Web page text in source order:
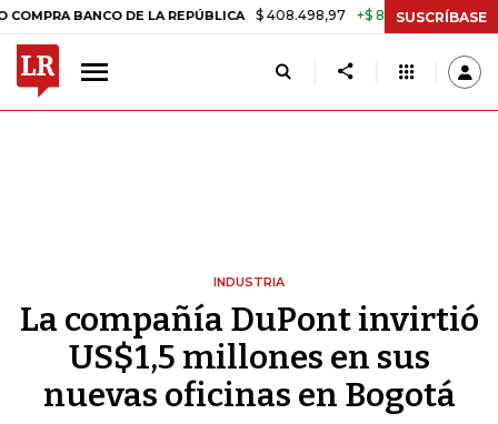
BANCO DE LA REPÚBLICA $ 408.498,97 +$ 8.753,81 +2,19% TASA
SUSCRÍBASE
INDUSTRIA
La compañía DuPont invirtió
US$1,5 millones en sus
nuevas oficinas en Bogotá